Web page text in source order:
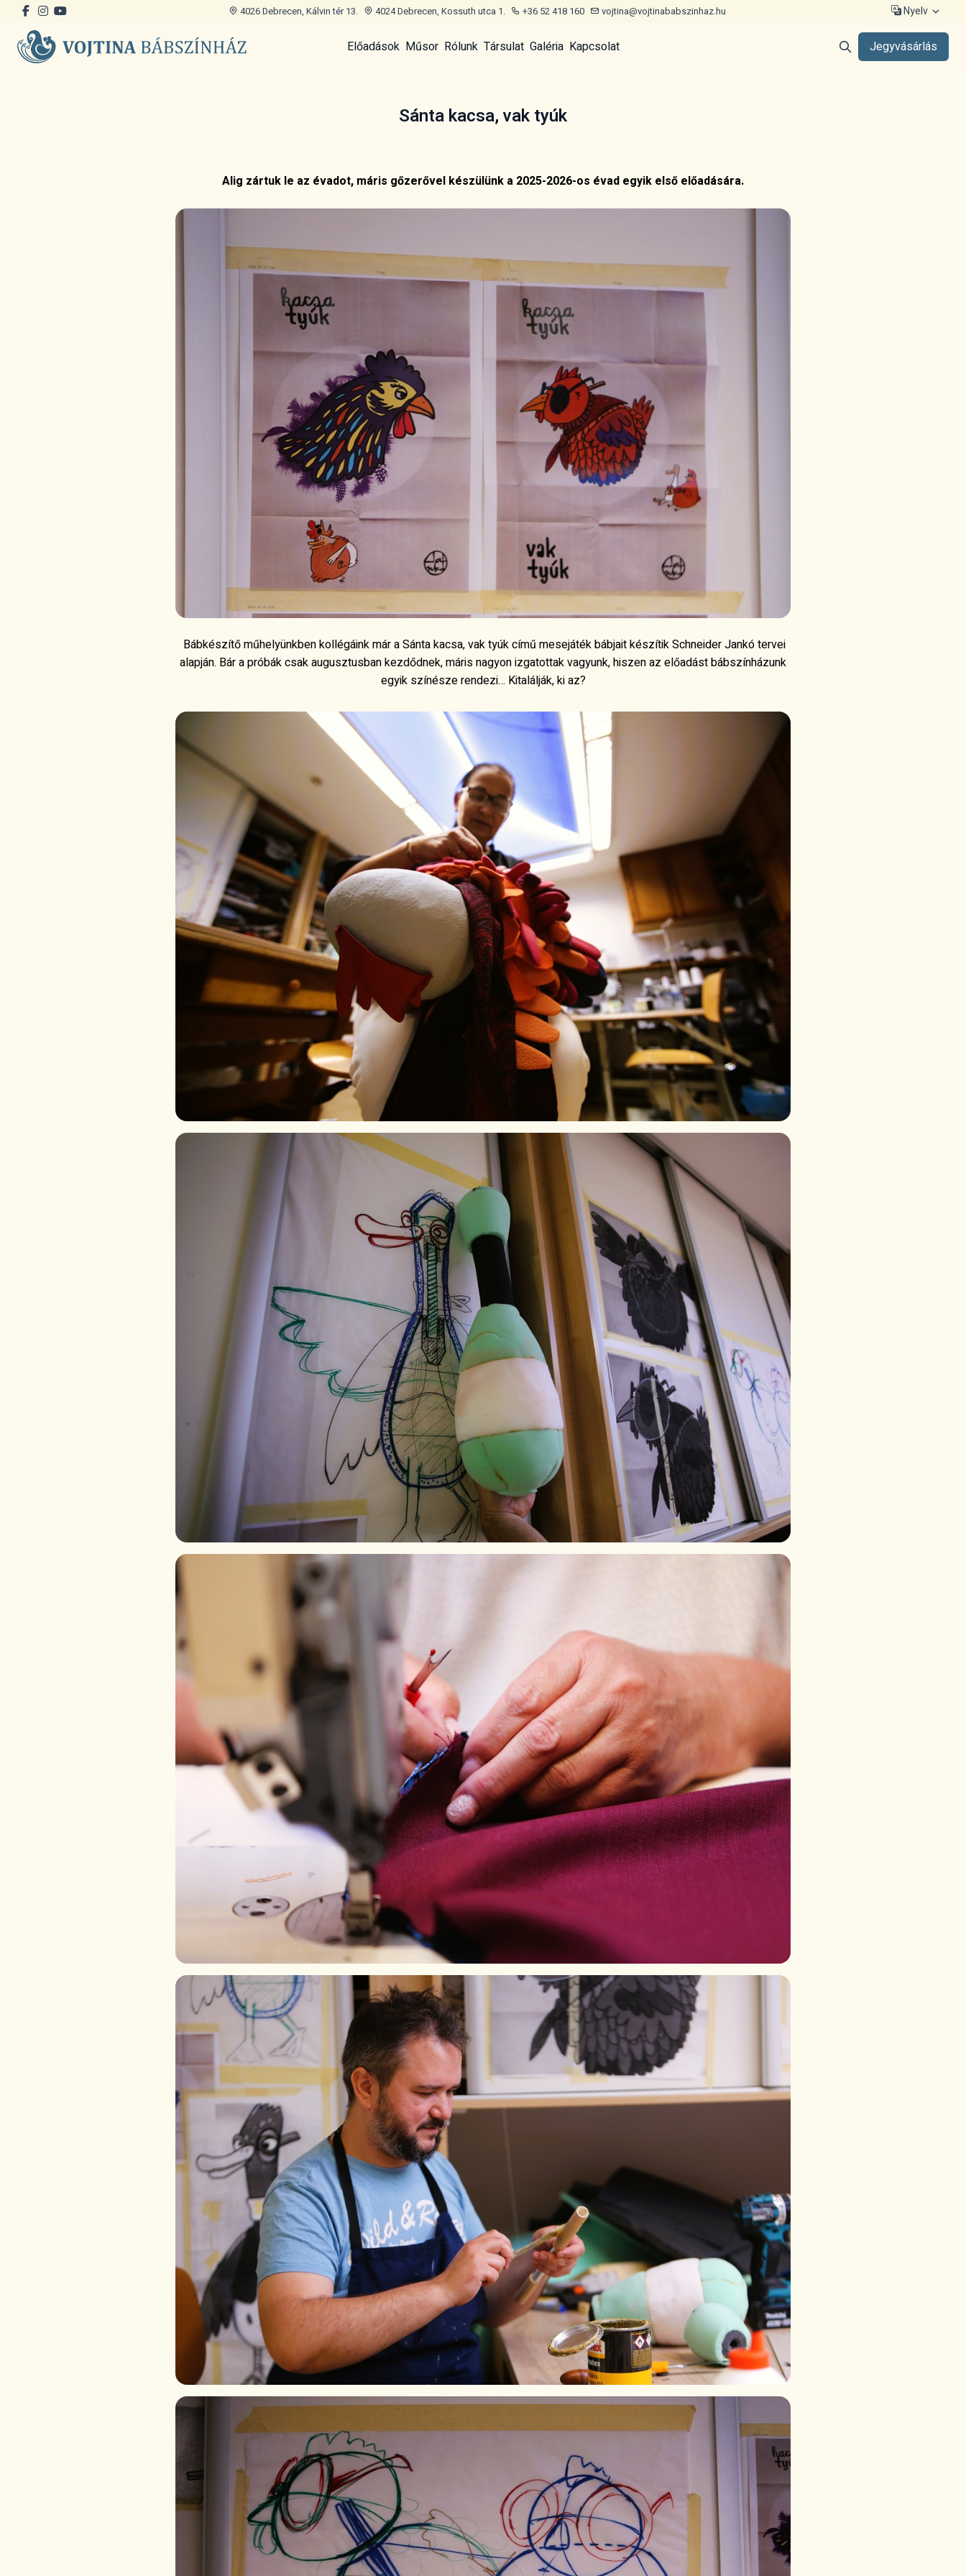
4026 Debrecen, Kálvin tér 13. 4024 Debrecen, Kossuth utca 1. +36 52 418 160 vojtina@vojtinababszinhaz.hu Nyelv
Jegyvásárlás
Előadások Műsor Rólunk Társulat Galéria Kapcsolat
Sánta kacsa, vak tyúk
Alig zártuk le az évadot, máris gőzerővel készülünk a 2025-2026-os évad egyik első előadására.
Bábkészítő műhelyünkben kollégáink már a Sánta kacsa, vak tyúk című mesejáték bábjait készítik Schneider Jankó tervei
alapján. Bár a próbák csak augusztusban kezdődnek, máris nagyon izgatottak vagyunk, hiszen az előadást bábszínházunk
egyik színésze rendezi… Kitalálják, ki az?